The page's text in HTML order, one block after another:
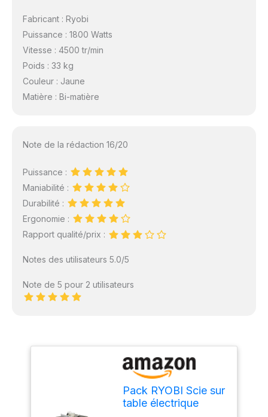
Fabricant : Ryobi
Puissance : 1800 Watts
Vitesse : 4500 tr/min
Poids : 33 kg
Couleur : Jaune
Matière : Bi-matière
Note de la rédaction 16/20
Puissance :
Maniabilité :
Durabilité :
Ergonomie :
Rapport qualité/prix :
Notes des utilisateurs 5.0/5
Note de 5 pour 2 utilisateurs
Pack RYOBI Scie sur
table électrique